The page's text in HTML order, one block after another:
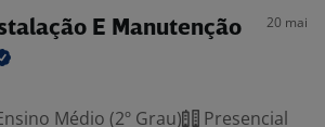
E Manutenção 20 mai
Médio (2º Grau) Presencial